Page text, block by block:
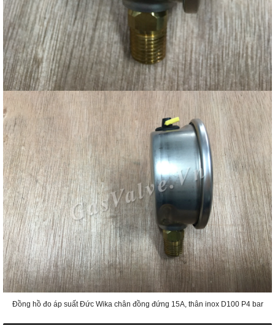
Đồng hồ đo áp suất Đức Wika chân đồng đứng 15A, thân inox D100 P4 bar